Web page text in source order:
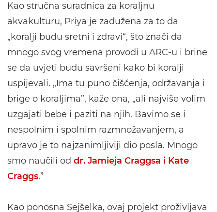
Kao stručna suradnica za koraljnu
akvakulturu, Priya je zadužena za to da
„koralji budu sretni i zdravi“, što znači da
mnogo svog vremena provodi u ARC-u i brine
se da uvjeti budu savršeni kako bi koralji
uspijevali. „Ima tu puno čišćenja, održavanja i
brige o koraljima”, kaže ona, „ali najviše volim
uzgajati bebe i paziti na njih. Bavimo se i
nespolnim i spolnim razmnožavanjem, a
upravo je to najzanimljiviji dio posla. Mnogo
smo naučili od dr. Jamieja Craggsa i Kate
Craggs.”
Kao ponosna Sejšelka, ovaj projekt proživljava